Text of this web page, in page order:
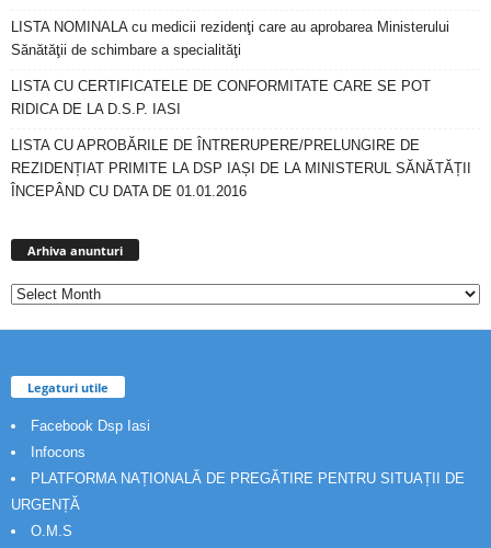
LISTA NOMINALA cu medicii rezidenţi care au aprobarea Ministerului
Sănătăţii de schimbare a specialităţi
LISTA CU CERTIFICATELE DE CONFORMITATE CARE SE POT
RIDICA DE LA D.S.P. IASI
LISTA CU APROBĂRILE DE ÎNTRERUPERE/PRELUNGIRE DE
REZIDENȚIAT PRIMITE LA DSP IAȘI DE LA MINISTERUL SĂNĂTĂȚII
ÎNCEPÂND CU DATA DE 01.01.2016
Arhiva anunturi
Legaturi utile
Facebook Dsp Iasi
Infocons
PLATFORMA NAȚIONALĂ DE PREGĂTIRE PENTRU SITUAȚII DE
URGENȚĂ
O.M.S